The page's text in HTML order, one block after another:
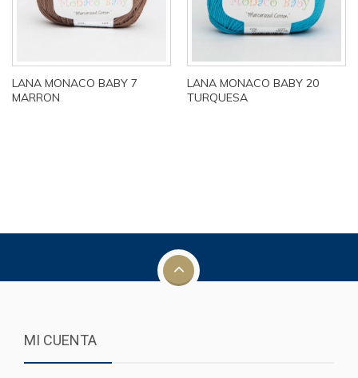
LANA MONACO BABY 7
MARRON
LANA MONACO BABY 20
TURQUESA
MI CUENTA